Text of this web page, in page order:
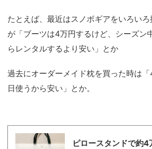
たとえば、最近はスノボギアをいろい
が「ブーツは4万円するけど、シーズン
らレンタルするより安い」とか
過去にオーダーメイド枕を買った時は
日使うから安い」とか。
ピロースタンドで約4